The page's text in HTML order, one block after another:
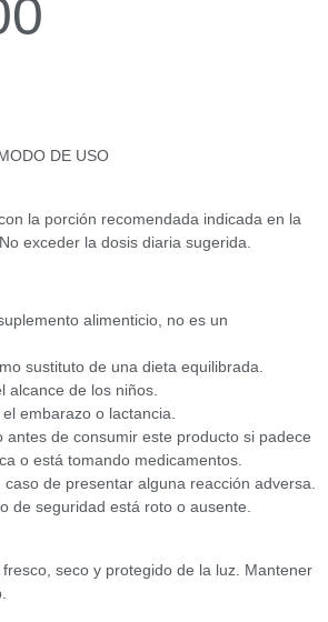
DE USO
la porción recomendada indicada en la
exceder la dosis diaria sugerida.
alimenticio, no es un
sustituto de una dieta equilibrada.
alcance de los niños.
embarazo o lactancia.
antes de consumir este producto si padece
o está tomando medicamentos.
de presentar alguna reacción adversa.
de seguridad está roto o ausente.
seco y protegido de la luz. Mantener